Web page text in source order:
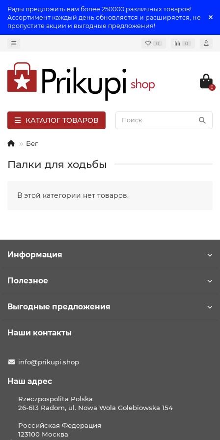
Рады предложить вам более 250000 различных товаров!
Ассортимент каждый день обновляется и расширяется, не
пропустите акции и выгодные предложения!
0 0
0
КАТАЛОГ ТОВАРОВ
Бег
Палки для ходьбы
В этой категории нет товаров.
Информация
Полезное
Выгодные предложения
Наши контакты
info@prikupi.shop
Наш адрес
Rzeczpospolita Polska
26-613 Radom, ul. Nowa Wola Golebiowska 154
Российская Федерация
123100 Москва